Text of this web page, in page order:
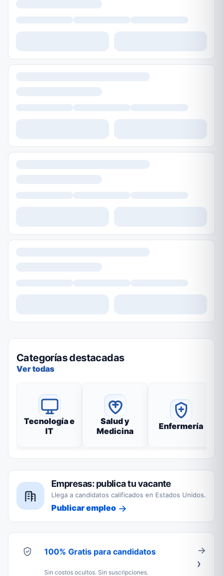
Categorías destacadas
Ver todas
Tecnología e
IT
Salud y
Medicina
Enfermería
Empresas: publica tu vacante
Llega a candidatos calificados en Estados Unidos.
Publicar empleo
100% Gratis para candidatos
Sin costos ocultos. Sin suscripciones.